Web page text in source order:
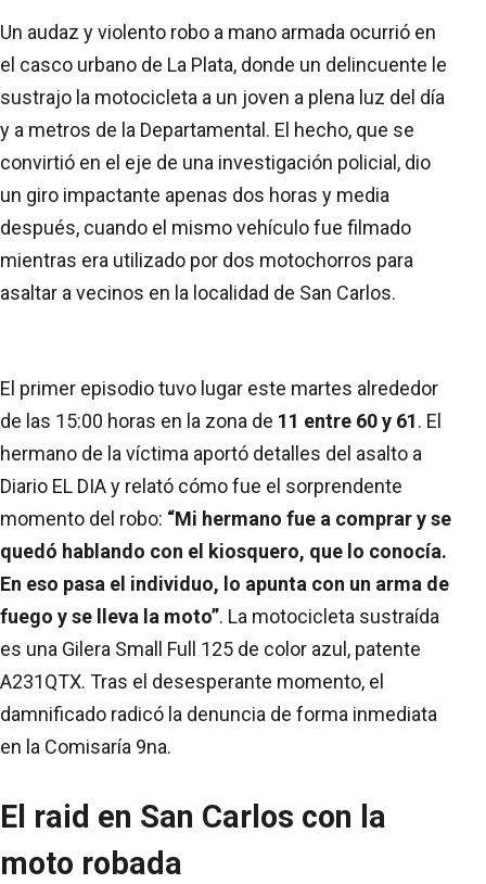
Un audaz y violento robo a mano armada ocurrió en
el casco urbano de La Plata, donde un delincuente le
sustrajo la motocicleta a un joven a plena luz del día
y a metros de la Departamental. El hecho, que se
convirtió en el eje de una investigación policial, dio
un giro impactante apenas dos horas y media
después, cuando el mismo vehículo fue filmado
mientras era utilizado por dos motochorros para
asaltar a vecinos en la localidad de San Carlos.
El primer episodio tuvo lugar este martes alrededor
de las 15:00 horas en la zona de 11 entre 60 y 61. El
hermano de la víctima aportó detalles del asalto a
Diario EL DIA y relató cómo fue el sorprendente
momento del robo: “Mi hermano fue a comprar y se
quedó hablando con el kiosquero, que lo conocía.
En eso pasa el individuo, lo apunta con un arma de
fuego y se lleva la moto”. La motocicleta sustraída
es una Gilera Small Full 125 de color azul, patente
A231QTX. Tras el desesperante momento, el
damnificado radicó la denuncia de forma inmediata
en la Comisaría 9na.
El raid en San Carlos con la
moto robada